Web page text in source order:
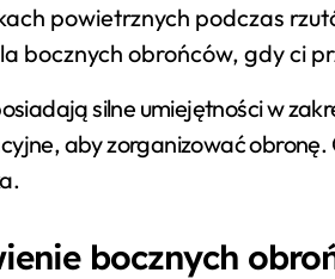
powietrznych podczas
bocznych obrońców, gdy ci
silne umiejętności w
aby zorganizować
bocznych